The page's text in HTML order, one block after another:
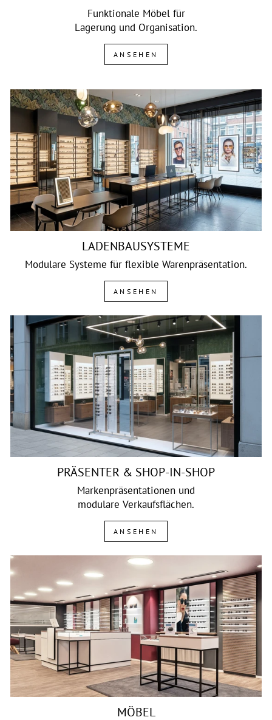
Funktionale Möbel für
Lagerung und Organisation.
ANSEHEN
LADENBAUSYSTEME
Modulare Systeme für flexible Warenpräsentation.
ANSEHEN
PRÄSENTER & SHOP-IN-SHOP
Markenpräsentationen und
modulare Verkaufsflächen.
ANSEHEN
MÖBEL